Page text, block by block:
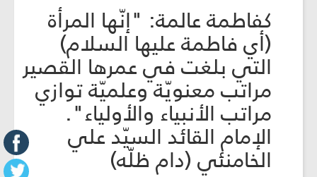
كفاطمة عالمة: "إنّها المرأة
(أي فاطمة عليها السلام)
التي بلغت في عمرها القصير
مراتب معنويّة وعلميّة توازي
مراتب الأنبياء والأولياء".
الإمام القائد السيّد علي
الخامنئي (دام ظلّه)